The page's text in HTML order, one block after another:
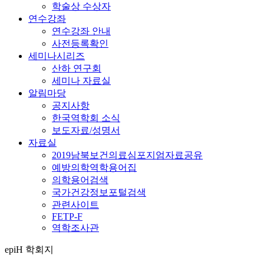
학술상 수상자
연수강좌
연수강좌 안내
사전등록확인
세미나시리즈
산하 연구회
세미나 자료실
알림마당
공지사항
한국역학회 소식
보도자료/성명서
자료실
2019남북보건의료심포지엄자료공유
예방의학역학용어집
의학용어검색
국가건강정보포털검색
관련사이트
FETP-F
역학조사관
epiH 학회지